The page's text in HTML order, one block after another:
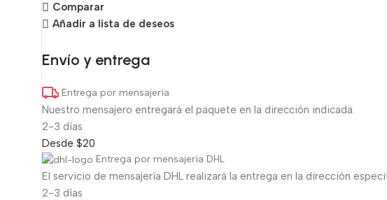
Comparar
Añadir a lista de deseos
Envío y entrega
Entrega por mensajería
Nuestro mensajero entregará el paquete en la dirección indicada.
2-3 días
Desde $20
Entrega por mensajería DHL
El servicio de mensajería DHL realizará la entrega en la dirección
2-3 días